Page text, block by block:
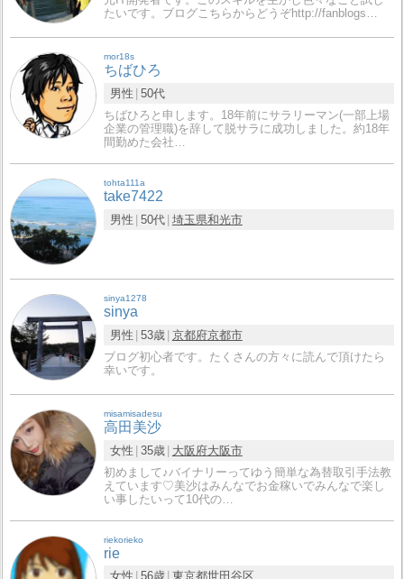
たいです。ブログこちらからどうぞhttp://fanblogs…
mor18s
ちばひろ
男性 50代
ちばひろと申します。18年前にサラリーマン(一部上場
企業の管理職)を辞して脱サラに成功しました。約18年
間勤めた会社…
tohta111a
take7422
男性 50代 埼玉県和光市
sinya1278
sinya
男性 53歳 京都府京都市
ブログ初心者です。たくさんの方々に読んで頂けたら
幸いです。
misamisadesu
高田美沙
女性 35歳 大阪府大阪市
初めまして♪バイナリーってゆう簡単な為替取引手法教
えています♡美沙はみんなでお金稼いでみんなで楽し
い事したいって10代の…
riekorieko
rie
女性 56歳 東京都世田谷区